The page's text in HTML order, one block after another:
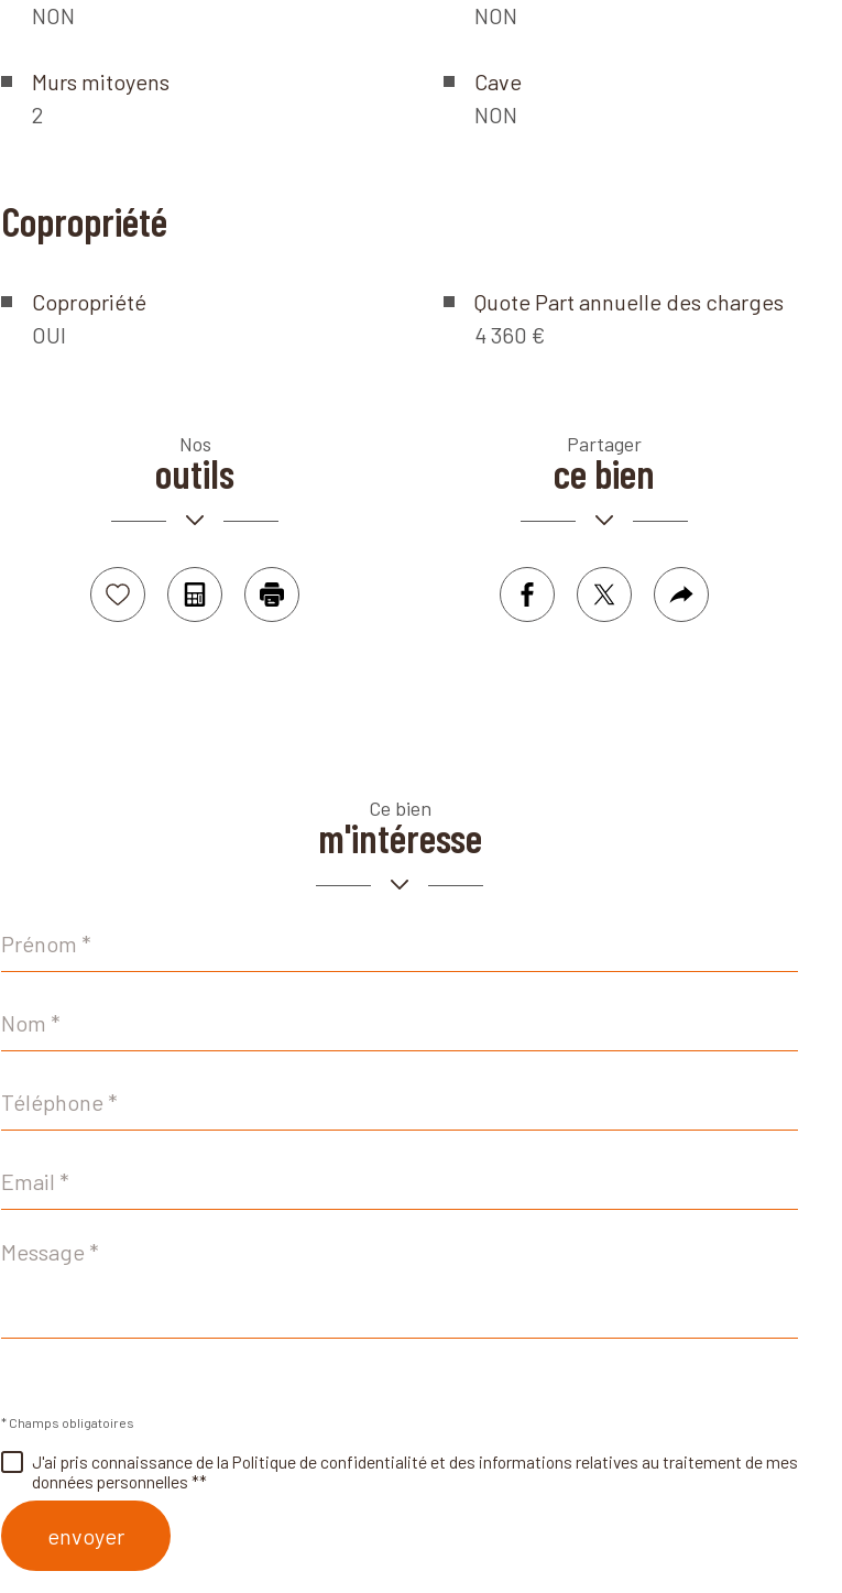
NON
NON
Murs mitoyens
2
Cave
NON
Copropriété
Copropriété
OUI
Quote Part annuelle des charges
4 360 €
Leaflet|©Jawg
Commerces et
santé
Bar
École primaire
Lycée
Pratique
Nos
outils
SélectionnerCalculatriceImprimer
Partager
ce bien
facebooktwitter
Plus
de
Ce bien
m'intéresse
Prénom
Nom
Téléphone
Email
Message
* Champs obligatoires
J'ai pris connaissance de la Politique de confidentialité et des informations relatives au traitement de mes
données personnelles **
envoyer